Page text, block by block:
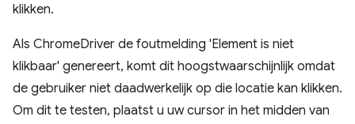
klikken.
Als ChromeDriver de foutmelding 'Element is niet
klikbaar' genereert, komt dit hoogstwaarschijnlijk omdat
de gebruiker niet daadwerkelijk op die locatie kan klikken.
Om dit te testen, plaatst u uw cursor in het midden van